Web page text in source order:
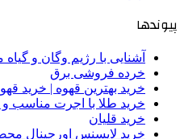
پیوندها
آشنایی با رژیم وگان و گیاه
خرده فروشی برق
خرید بهترین قهوه | خرید
خرید طلا با اجرت مناسب و
خرید قلیان
خرید لایسنس اورجینال